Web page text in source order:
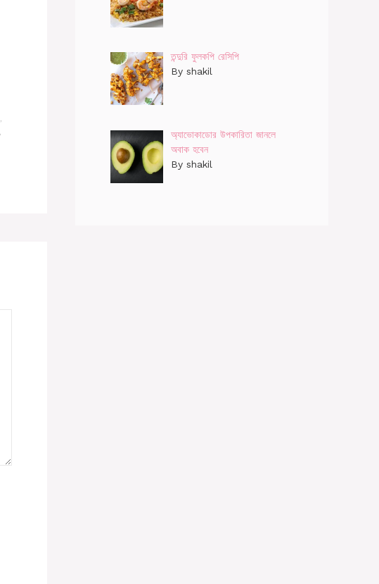
তন্দুরি ফুলকপি রেসিপি
By shakil
অ্যাভোকাডোর উপকারিতা জানলে
অবাক হবেন
By shakil